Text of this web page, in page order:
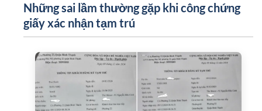
Những sai lầm thường gặp khi công chứng
giấy xác nhận tạm trú